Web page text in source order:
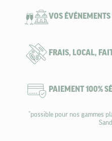
VOS
FRAIS, LOCAL,
PAIEMENT 100%
*possible pour nos gammes